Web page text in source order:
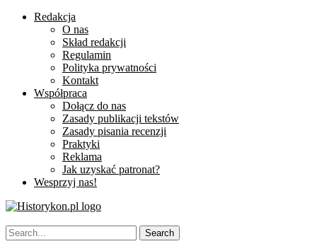
Redakcja
O nas
Skład redakcji
Regulamin
Polityka prywatności
Kontakt
Współpraca
Dołącz do nas
Zasady publikacji tekstów
Zasady pisania recenzji
Praktyki
Reklama
Jak uzyskać patronat?
Wesprzyj nas!